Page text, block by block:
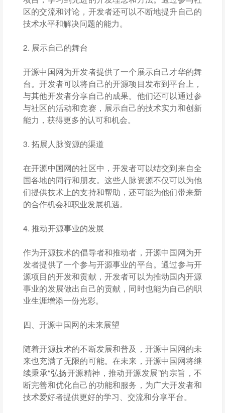
区的交流和讨论，开发者还可以不断地提升自己的
技术水平和解决问题的能力。
2. 展示自己的舞台
开源中国网为开发者提供了一个展示自己才华的舞
台。开发者可以将自己的开源项目发布到平台上，
与其他开发者分享自己的成果。他们还可以通过参
与社区的活动和竞赛，展示自己的技术实力和创新
能力，获得更多的认可和机会。
3. 拓展人脉资源的渠道
在开源中国网的社区中，开发者可以结交到来自全
国各地的同行和朋友。这些人脉资源不仅可以为他
们提供技术上的支持和帮助，还可能为他们带来新
的合作机会和职业发展机遇。
4. 推动开源事业的发展
作为开源技术的倡导者和推动者，开源中国网为开
发者提供了一个参与开源事业的平台。通过参与开
源项目的开发和贡献，开发者可以为推动国内开源
事业的发展做出自己的贡献，同时也能为自己的职
业生涯增添一份光彩。
四、开源中国网的未来展望
随着开源技术的不断发展和普及，开源中国网的未
来也充满了无限的可能。在未来，开源中国网将继
续秉承“弘扬开源精神，推动开源发展”的宗旨，不
断完善和优化自己的功能和服务，为广大开发者和
技术爱好者提供更好的学习、交流和分享平台。